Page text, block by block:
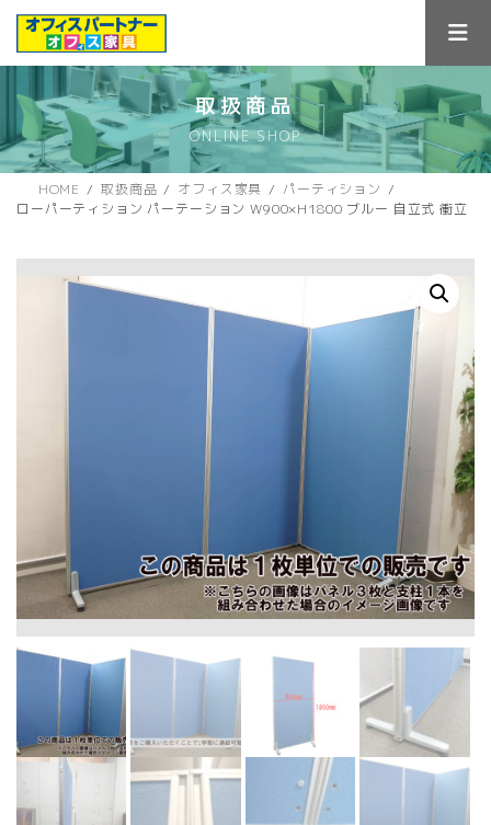
ス
キ
ン
に
取扱商品
ONLINE SHOP
HOME 取扱商品 オフィス家具
パーティション
ローパーティション パーテーション W900×H1800 ブルー 自立式 衝立